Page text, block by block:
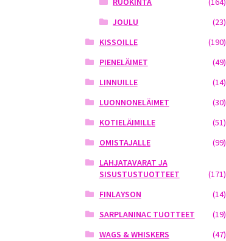
JOULU
(23)
KISSOILLE
(190)
PIENELÄIMET
(49)
LINNUILLE
(14)
LUONNONELÄIMET
(30)
KOTIELÄIMILLE
(51)
OMISTAJALLE
(99)
LAHJATAVARAT JA
SISUSTUSTUOTTEET
(171)
FINLAYSON
(14)
SARPLANINAC TUOTTEET
(19)
WAGS & WHISKERS
(47)